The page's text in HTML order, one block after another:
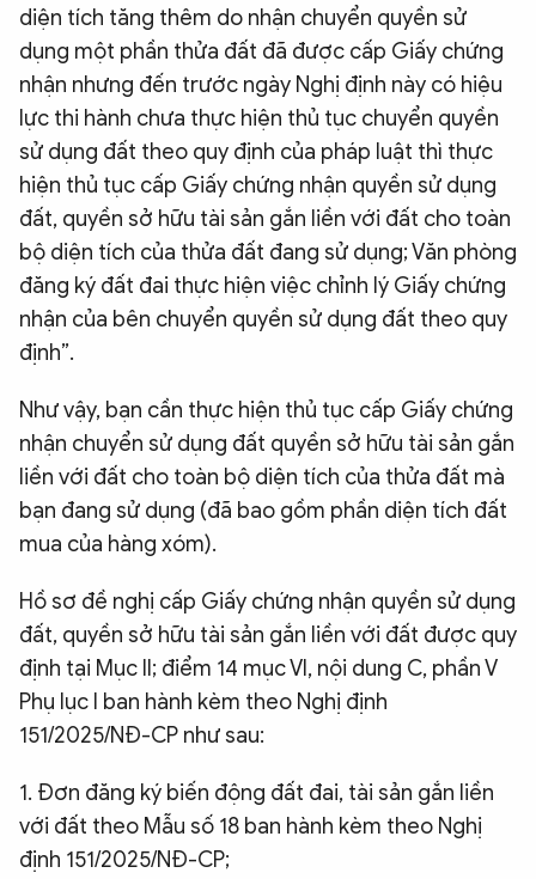
diện tích tăng thêm do nhận chuyển quyền sử
dụng một phần thửa đất đã được cấp Giấy chứng
nhận nhưng đến trước ngày Nghị định này có hiệu
lực thi hành chưa thực hiện thủ tục chuyển quyền
sử dụng đất theo quy định của pháp luật thì thực
hiện thủ tục cấp Giấy chứng nhận quyền sử dụng
đất, quyền sở hữu tài sản gắn liền với đất cho toàn
bộ diện tích của thửa đất đang sử dụng; Văn phòng
đăng ký đất đai thực hiện việc chỉnh lý Giấy chứng
nhận của bên chuyển quyền sử dụng đất theo quy
định”.
Như vậy, bạn cần thực hiện thủ tục cấp Giấy chứng
nhận chuyển sử dụng đất quyền sở hữu tài sản gắn
liền với đất cho toàn bộ diện tích của thửa đất mà
bạn đang sử dụng (đã bao gồm phần diện tích đất
mua của hàng xóm).
Hồ sơ đề nghị cấp Giấy chứng nhận quyền sử dụng
đất, quyền sở hữu tài sản gắn liền với đất được quy
định tại Mục II; điểm 14 mục VI, nội dung C, phần V
Phụ lục I ban hành kèm theo Nghị định
151/2025/NĐ-CP như sau:
1. Đơn đăng ký biến động đất đai, tài sản gắn liền
với đất theo Mẫu số 18 ban hành kèm theo Nghị
định 151/2025/NĐ-CP;